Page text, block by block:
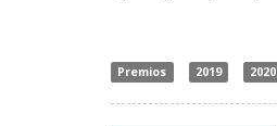
Premios 2019 2020